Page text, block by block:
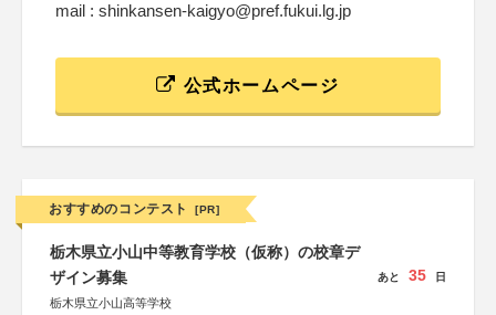
mail : shinkansen-kaigyo@pref.fukui.lg.jp
公式ホームページ
おすすめのコンテスト [PR]
栃木県立小山中等教育学校（仮称）の校章デ
ザイン募集
栃木県立小山高等学校
あと 35 日